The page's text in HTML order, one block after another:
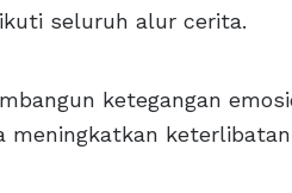
seluruh alur cerita.
ketegangan
meningkatkan